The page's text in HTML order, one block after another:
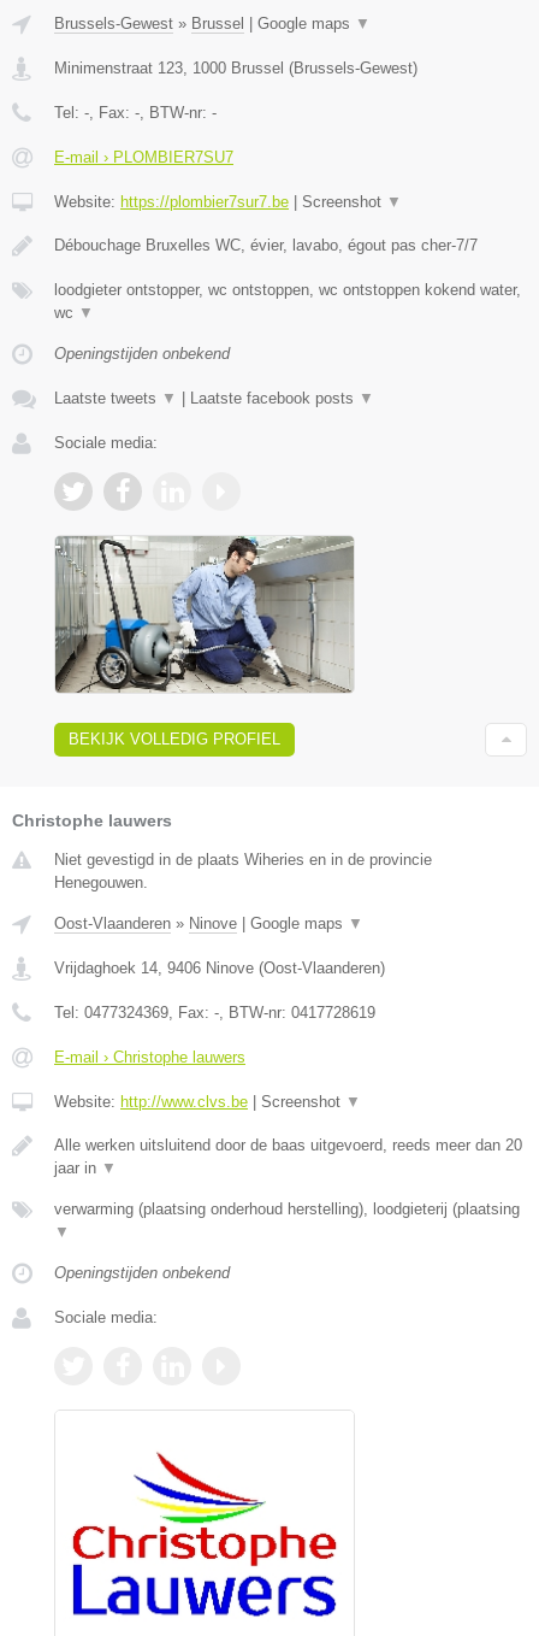
Brussels-Gewest » Brussel | Google maps ▼
Minimenstraat 123 1000 Brussel (Brussels-Gewest)
Tel: - , Fax: - , BTW-nr: -
E-mail › PLOMBIER7SU7
Website: https://plombier7sur7.be | Screenshot ▼
Débouchage Bruxelles WC, évier, lavabo, égout pas cher-7/7
loodgieter ontstopper, wc ontstoppen, wc ontstoppen kokend water,
wc ▼
Openingstijden onbekend
Laatste tweets ▼ | Laatste facebook posts ▼
Sociale media:
BEKIJK VOLLEDIG PROFIEL
Christophe lauwers
Niet gevestigd in de plaats Wiheries en in de provincie
Henegouwen.
Oost-Vlaanderen » Ninove | Google maps ▼
Vrijdaghoek 14 9406 Ninove (Oost-Vlaanderen)
Tel: 0477324369 , Fax: - , BTW-nr: 0417728619
E-mail › Christophe lauwers
Website: http://www.clvs.be | Screenshot ▼
Alle werken uitsluitend door de baas uitgevoerd, reeds meer dan 20
jaar in ▼
verwarming (plaatsing onderhoud herstelling), loodgieterij (plaatsing
▼
Openingstijden onbekend
Sociale media: